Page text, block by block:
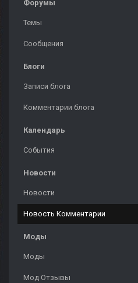
Форумы
Темы
Сообщения
Блоги
Записи блога
Комментарии блога
Календарь
События
Новости
Новости
Новость Комментарии
Моды
Моды
Мод Отзывы